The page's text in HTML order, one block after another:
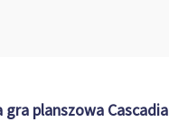
planszowa Cascadia